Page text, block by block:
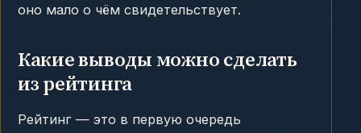
оно мало о чём свидетельствует.
Какие выводы можно сделать
из рейтинга
Рейтинг — это в первую очередь